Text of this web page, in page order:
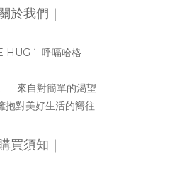
於我們｜
HUG ᐝ 呼嗝哈格
來自對簡單的渴望
對美好生活的嚮往
買須知｜